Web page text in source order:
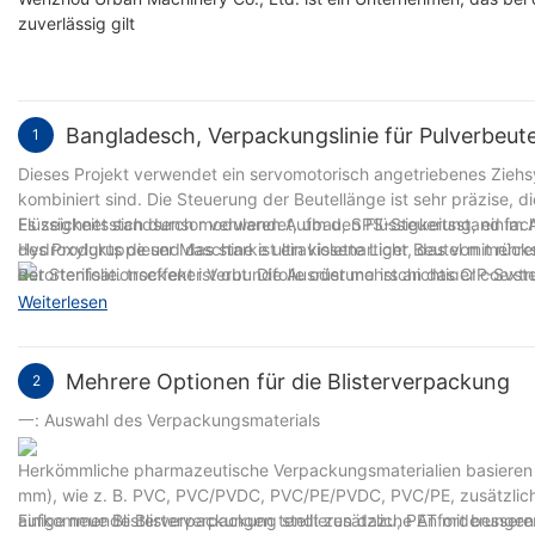
zuverlässig gilt
1 Bangladesch, Verpackungslinie für
Dieses Projekt verwendet ein servomotorisch angetriebenes
kombiniert sind. Die Steuerung der Beutellänge ist sehr präzise,
Flüssigkeitsstandsensor verwendet, um den Flüssigkeitsstand
Hydroxylgruppe und das starke ultraviolette Licht, das von
der Sterilisationseffekt ist gut; Die Ausrüstung ist an das CIP-
Rückstände in der Flüssigkeitsversorgungsleitung effektiv
Es zeichnet sich durch modularen Aufbau, SPS-Steuerung,
des Produkts dieser Maschine ist ein kissenartiger Beutel mit
Retortenfolie, trockener Verbundfolie oder mehrschichtiger
PE/AL/PET usw.) werden als Verpackungsmaterialien verwendet
Weiterlesen
2 Mehrere Optionen für die Blisterverpackung
一: Auswahl des Verpackungsmaterials
Herkömmliche pharmazeutische Verpackungsmaterialien
mm), wie z. B. PVC, PVC/PVDC, PVC/PE/PVDC, PVC/PE,
aufkommende Blisterverpackung stellt zusätzliche
Einige neue Blisterverpackungen tendieren dazu, PET mit